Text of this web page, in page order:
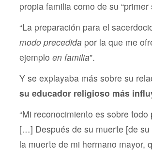
propia familia como de su “primer
“La preparación para el
modo precedida por la que me
ejemplo en familia”.
Y se explayaba más sobre su
su educador religioso más
“Mi reconocimiento es sobre todo
[…] Después de su muerte [de
la muerte de mi hermano mayor,